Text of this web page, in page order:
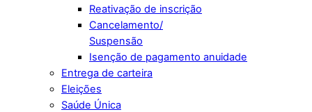
Reativação de inscrição
Cancelamento/
Suspensão
Isenção de pagamento anuidade
Entrega de carteira
Eleições
Saúde Única